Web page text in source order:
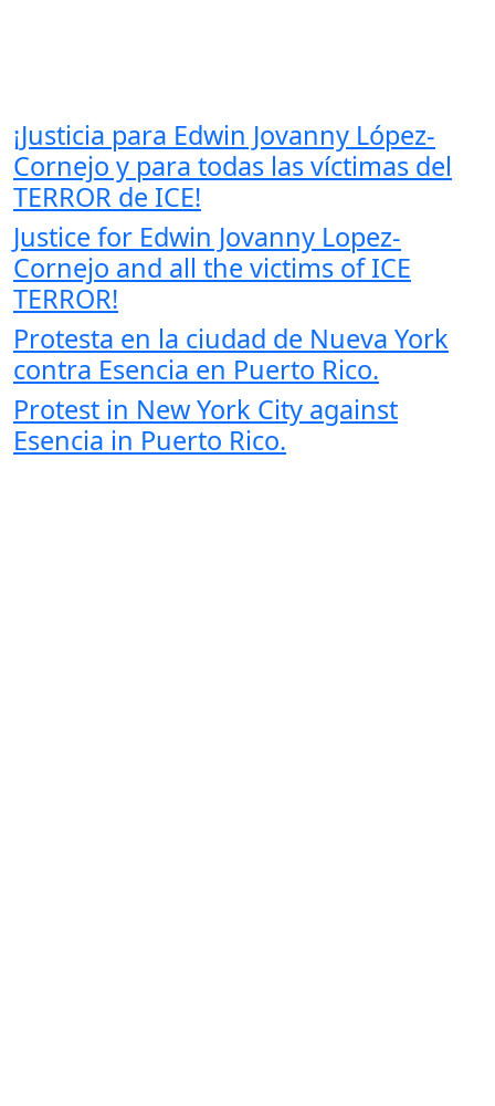
¡Justicia para Edwin Jovanny López-
Cornejo y para todas las víctimas del
TERROR de ICE!
Justice for Edwin Jovanny Lopez-
Cornejo and all the victims of ICE
TERROR!
Protesta en la ciudad de Nueva York
contra Esencia en Puerto Rico.
Protest in New York City against
Esencia in Puerto Rico.